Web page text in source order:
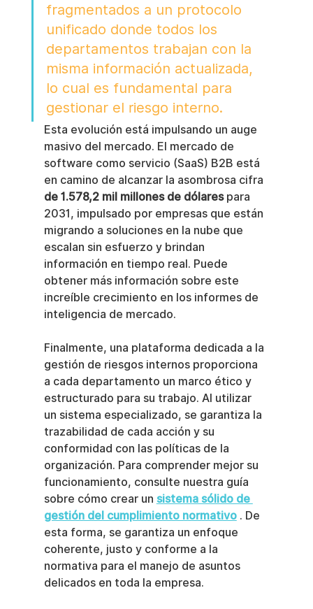
fragmentados a un protocolo
unificado donde todos los
departamentos trabajan con la
misma información actualizada,
lo cual es fundamental para
gestionar el riesgo interno.
Esta evolución está impulsando un auge
masivo del mercado. El mercado de
software como servicio (SaaS) B2B está
en camino de alcanzar la asombrosa cifra
de 1.578,2 mil millones de dólares para
2031, impulsado por empresas que están
migrando a soluciones en la nube que
escalan sin esfuerzo y brindan
información en tiempo real. Puede
obtener más información sobre este
increíble crecimiento en los informes de
inteligencia de mercado.
Finalmente, una plataforma dedicada a la
gestión de riesgos internos proporciona
a cada departamento un marco ético y
estructurado para su trabajo. Al utilizar
un sistema especializado, se garantiza la
trazabilidad de cada acción y su
conformidad con las políticas de la
organización. Para comprender mejor su
funcionamiento, consulte nuestra guía
sobre cómo crear un sistema sólido de
gestión del cumplimiento normativo . De
esta forma, se garantiza un enfoque
coherente, justo y conforme a la
normativa para el manejo de asuntos
delicados en toda la empresa.